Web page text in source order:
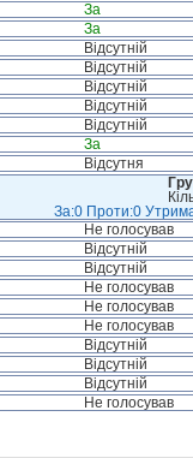
За
За
Відсутній
Відсутній
Відсутній
Відсутній
Відсутній
За
Відсутня
За:0 Проти:0
Не голосував
Відсутній
Відсутній
Не голосував
Не голосував
Не голосував
Відсутній
Відсутній
Відсутній
Не голосував